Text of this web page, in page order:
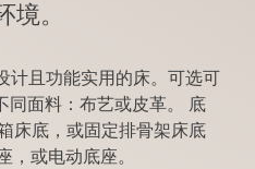
境。
计且功能实用的床。可选可
同面料：布艺或皮革。 底
床底，或固定排骨架床底
，或电动底座。